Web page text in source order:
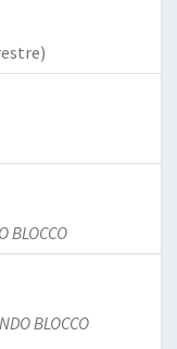
BLOCCO
BLOCCO